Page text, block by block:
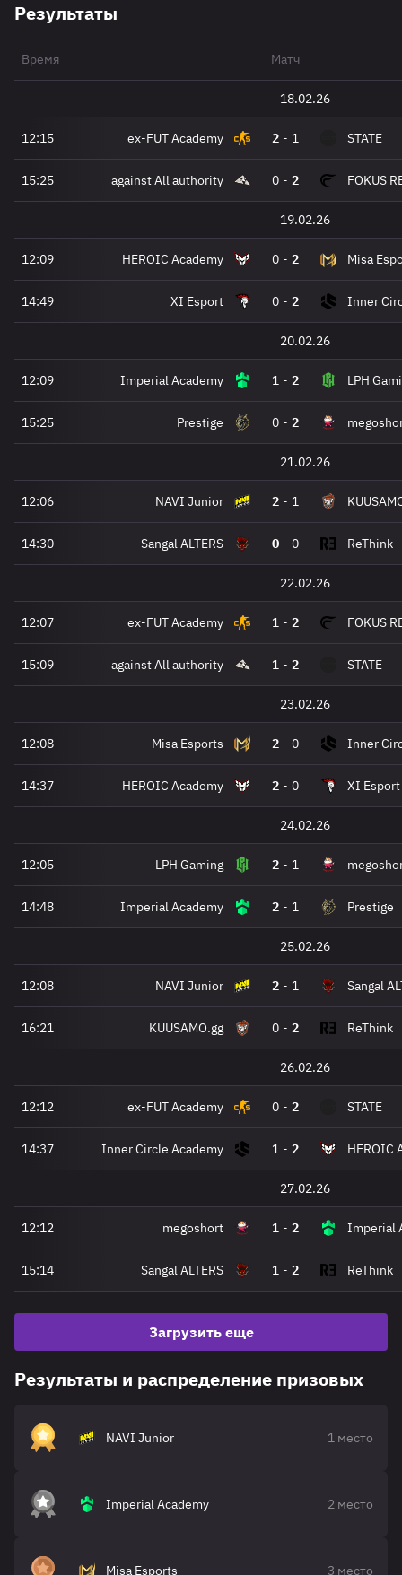
Результаты
Время Матч
18.02.26
12:15 ex-FUT Academy 2 - 1 STATE
15:25 against All authority 0 - 2 FOKUS
19.02.26
12:09 HEROIC Academy 0 - 2 Misa
14:49 XI Esport 0 - 2 Inner
20.02.26
12:09 Imperial Academy 1 - 2 LPH
15:25 Prestige 0 - 2
21.02.26
12:06 NAVI Junior 2 - 1
14:30 Sangal ALTERS 0 - 0 ReThink
22.02.26
12:07 ex-FUT Academy 1 - 2 FOKUS
15:09 against All authority 1 - 2 STATE
23.02.26
12:08 Misa Esports 2 - 0 Inner
14:37 HEROIC Academy 2 - 0 XI Esport
24.02.26
12:05 LPH Gaming 2 - 1
14:48 Imperial Academy 2 - 1 Prestige
25.02.26
12:08 NAVI Junior 2 - 1 Sangal
16:21 KUUSAMO.gg 0 - 2 ReThink
26.02.26
12:12 ex-FUT Academy 0 - 2 STATE
14:37 Inner Circle Academy 1 - 2 HEROIC
27.02.26
12:12 megoshort 1 - 2 Imperial
15:14 Sangal ALTERS 1 - 2 ReThink
Загрузить еще
Результаты и распределение призовых
NAVI Junior 1 место
Imperial Academy 2 место
Misa Esports 3 место